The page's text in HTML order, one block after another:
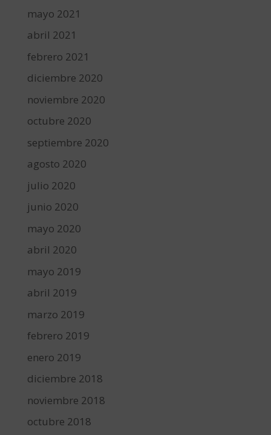
mayo 2021
abril 2021
febrero 2021
diciembre 2020
noviembre 2020
octubre 2020
septiembre 2020
agosto 2020
julio 2020
junio 2020
mayo 2020
abril 2020
mayo 2019
abril 2019
marzo 2019
febrero 2019
enero 2019
diciembre 2018
noviembre 2018
octubre 2018